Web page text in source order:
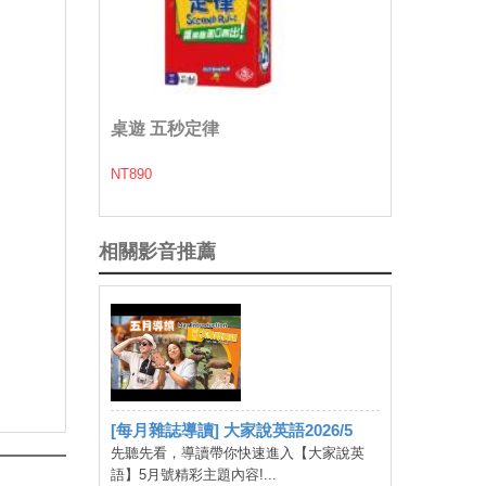
桌遊 五秒定律
NT890
相關影音推薦
[每月雜誌導讀] 大家說英語2026/5
先聽先看，導讀帶你快速進入【大家說英
語】5月號精彩主題內容!...